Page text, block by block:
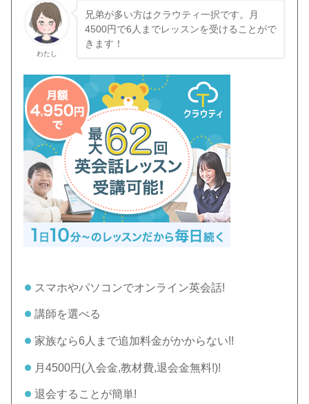
わたし
兄弟が多い方はクラウティ一択です。月
4500円で6人までレッスンを受けることがで
きます！
スマホやパソコンでオンライン英会話!
講師を選べる
家族なら6人まで追加料金がかからない!!
月4500円(入会金,教材費,退会金無料!)!
退会することが簡単!